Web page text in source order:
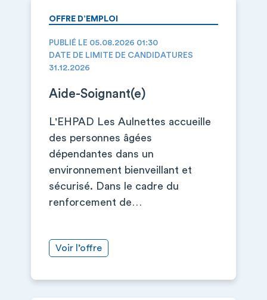
OFFRE D’EMPLOI
PUBLIÉ LE 05.08.2026 01:30
DATE DE LIMITE DE CANDIDATURES
31.12.2026
Aide-Soignant(e)
L'EHPAD Les Aulnettes accueille
des personnes âgées
dépendantes dans un
environnement bienveillant et
sécurisé. Dans le cadre du
renforcement de…
Voir l’offre